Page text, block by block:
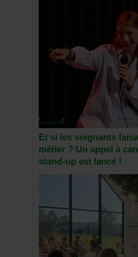
Et si les soignants
métier ? Un appel à
stand-up est lancé !